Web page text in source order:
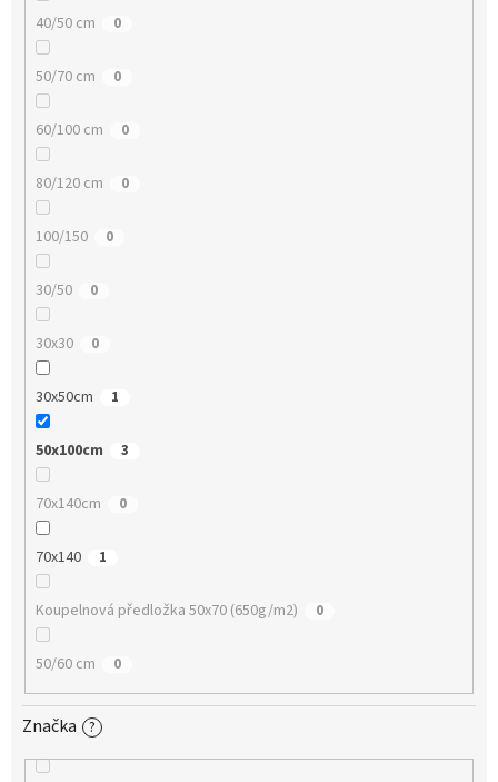
40/50 cm 0
50/70 cm 0
60/100 cm 0
80/120 cm 0
100/150 0
30/50 0
30x30 0
30x50cm 1
50x100cm 3
70x140cm 0
70x140 1
Koupelnová předložka 50x70 (650g/m2) 0
50/60 cm 0
Značka ?